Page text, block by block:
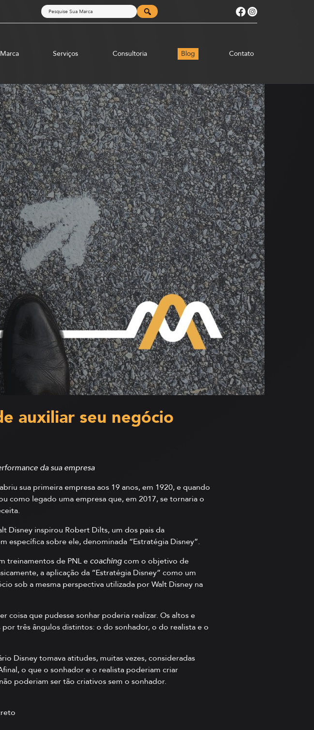
Serviços Consultoria Blog Contato
auxiliar seu negócio
da sua empresa
sua primeira empresa aos 19 anos, em 1920, e quando
como legado uma empresa que, em 2017, se tornaria o
Disney inspirou Robert Dilts, um dos pais da
específica sobre ele, denominada “Estratégia Disney”.
treinamentos de PNL e coachingcom o objetivo de
a aplicação da “Estratégia Disney” como um
sob a mesma perspectiva utilizada por Walt Disney na
coisa que pudesse sonhar poderia realizar. Os altos e
três ângulos distintos: o do sonhador, o do realista e o
Disney tomava atitudes, muitas vezes, consideradas
o que o sonhador e o realista poderiam criar
poderiam ser tão criativos sem o sonhador.